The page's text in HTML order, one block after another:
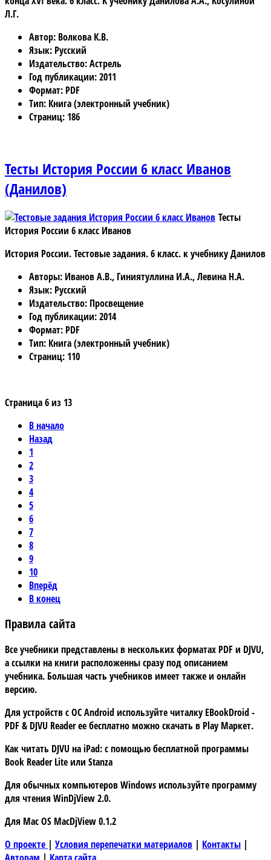
Л.Г.
Автор: Волкова К.В.
Язык: Русский
Издательство: Астрель
Год публикации: 2011
Формат: PDF
Тип: Книга (электронный учебник)
Страниц: 186
Тесты История России 6 класс Иванов
(Данилов)
Тесты
История России 6 класс Иванов
История России. Тестовые задания. 6 класс. к учебнику Данилов
Авторы: Иванов А.В., Гиниятуллина И.А., Левина Н.А.
Язык: Русский
Издательство: Просвещение
Год публикации: 2014
Формат: PDF
Тип: Книга (электронный учебник)
Страниц: 110
Страница 6 из 13
В начало
Назад
1
2
3
4
5
6
7
8
9
10
Вперёд
В конец
Правила сайта
Все учебники представлены в нескольких форматах PDF и DJVU,
а ссылки на книги расположенны сразу под описанием
учебника. Большая часть учебников имеет также и онлайн
версию.
Для устройств сОС Android используйте читалку EBookDroid -
PDF & DJVU Readerее бесплатно можно скачать в Play Маркет.
Как читать DJVU на iPad:с помощью бесплатной программы
Book Reader Liteили Stanza
Для обычных компьютеров Windows используйте программу
для чтения WinDjView 2.0.
Для Mac OS MacDjView 0.1.2
О проекте | Условия перепечатки материалов | Контакты |